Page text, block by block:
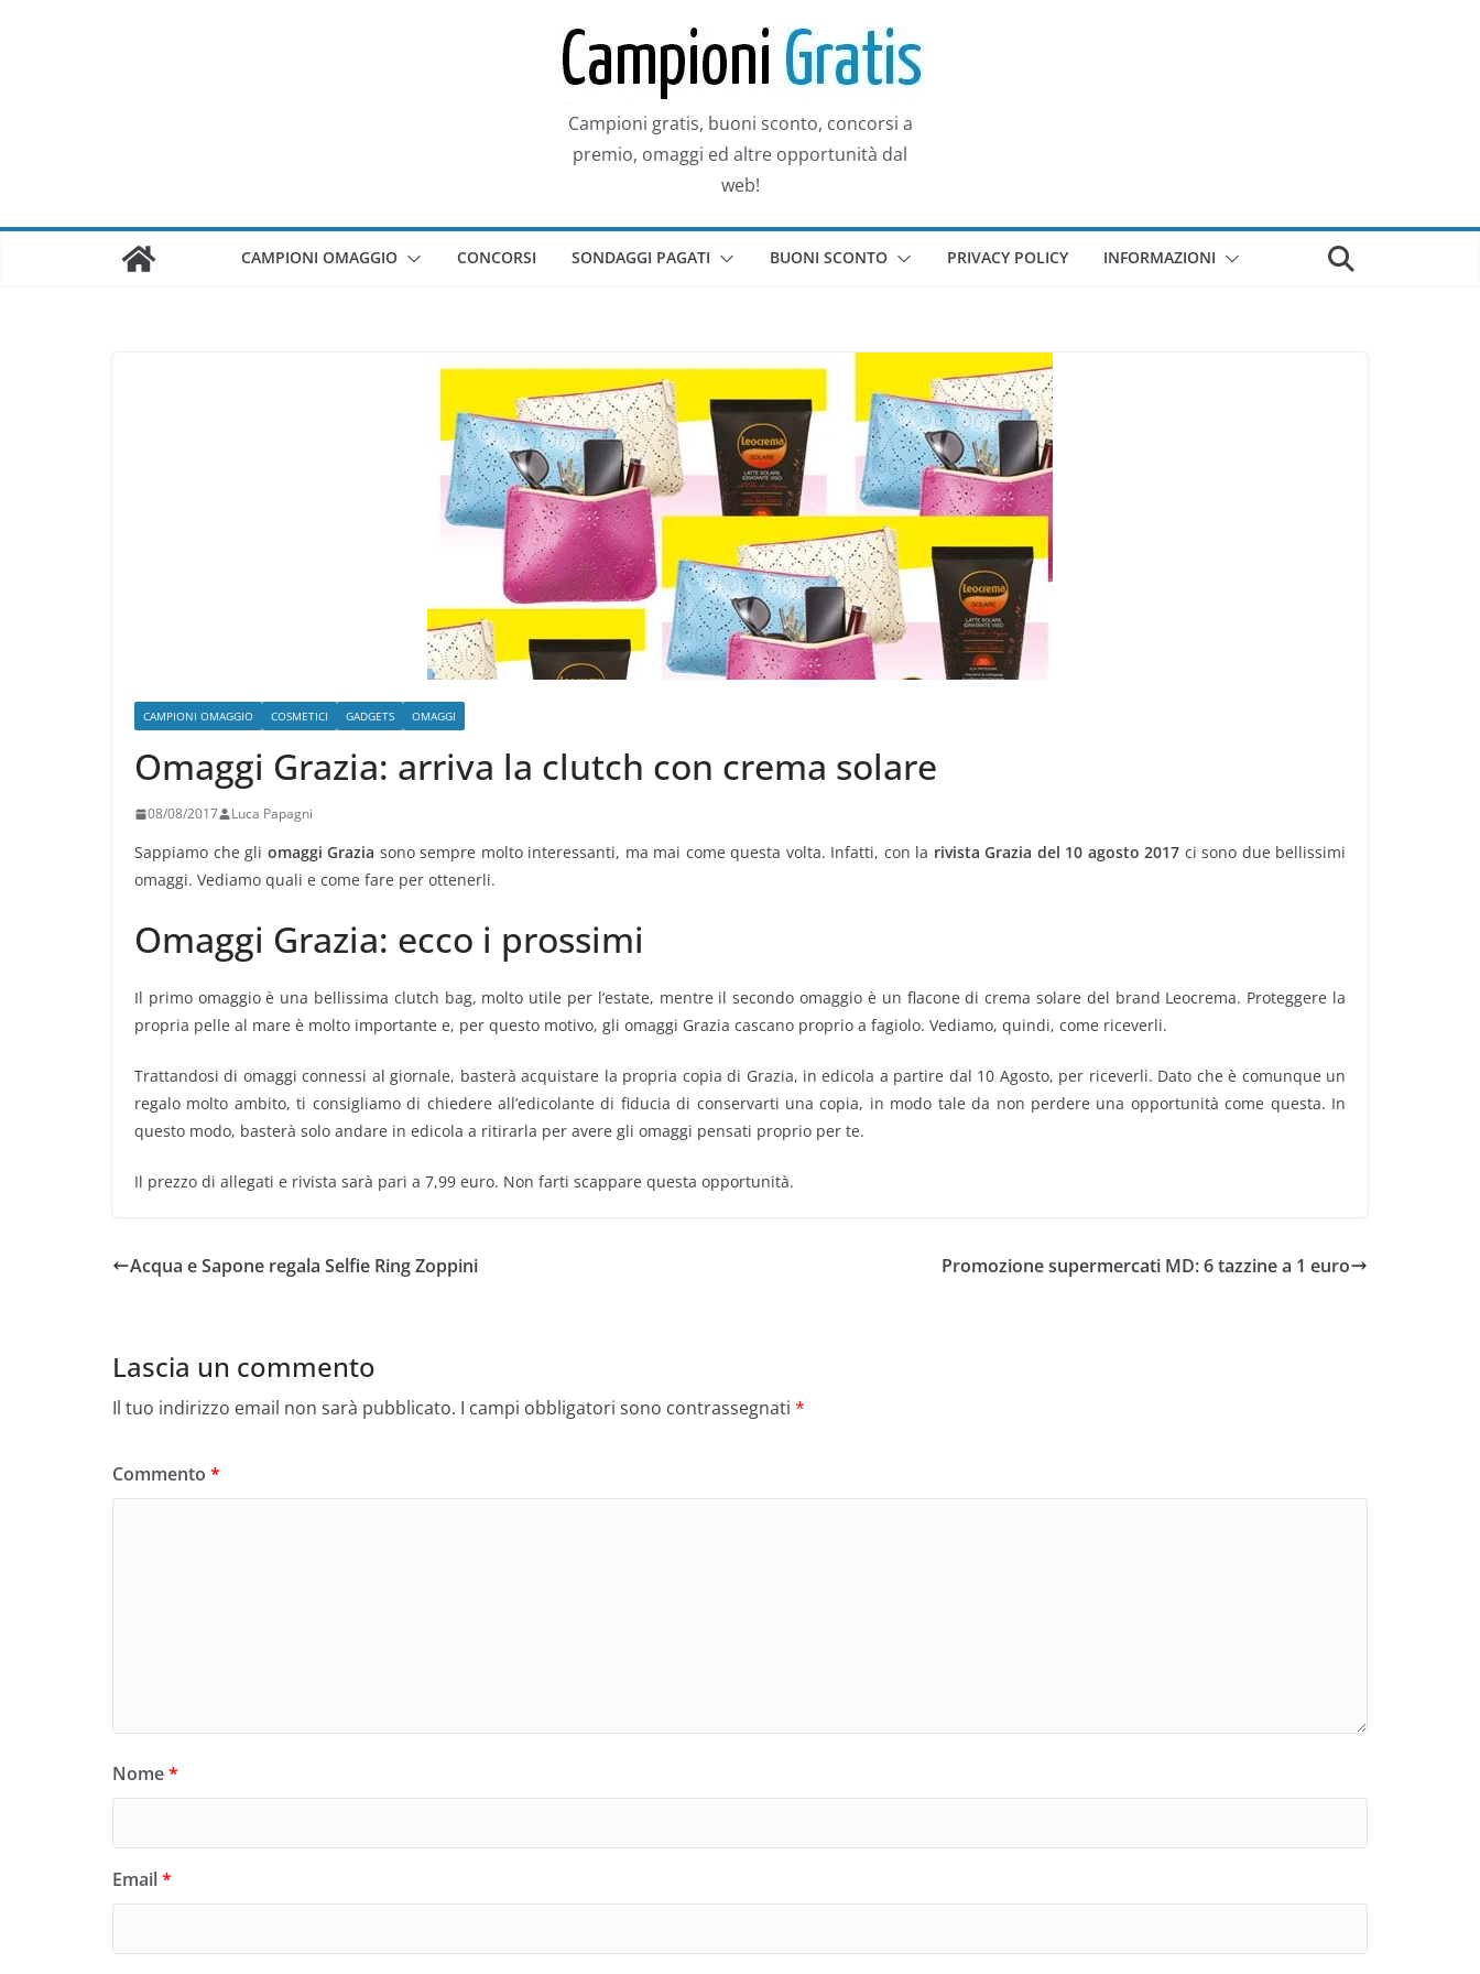
Campioni gratis, buoni sconto, concorsi a
premio, omaggi ed altre opportunità dal
web!
CAMPIONI OMAGGIO CONCORSI SONDAGGI PAGATI BUONI SCONTO PRIVACY POLICY INFORMAZIONI
CAMPIONI OMAGGIO COSMETICI GADGETS OMAGGI
Omaggi Grazia: arriva la clutch con crema solare
08/08/2017 Luca Papagni
Sappiamo che gli omaggi Grazia sono sempre molto interessanti, ma mai come questa volta. Infatti, con la rivista Grazia del 10 agosto 2017 ci sono due bellissimi
omaggi. Vediamo quali e come fare per ottenerli.
Omaggi Grazia: ecco i prossimi
Il primo omaggio è una bellissima clutch bag, molto utile per l’estate, mentre il secondo omaggio è un flacone di crema solare del brand Leocrema. Proteggere la
propria pelle al mare è molto importante e, per questo motivo, gli omaggi Grazia cascano proprio a fagiolo. Vediamo, quindi, come riceverli.
Trattandosi di omaggi connessi al giornale, basterà acquistare la propria copia di Grazia, in edicola a partire dal 10 Agosto, per riceverli. Dato che è comunque un
regalo molto ambito, ti consigliamo di chiedere all’edicolante di fiducia di conservarti una copia, in modo tale da non perdere una opportunità come questa. In
questo modo, basterà solo andare in edicola a ritirarla per avere gli omaggi pensati proprio per te.
Il prezzo di allegati e rivista sarà pari a 7,99 euro. Non farti scappare questa opportunità.
Acqua e Sapone regala Selfie Ring Zoppini Promozione supermercati MD: 6 tazzine a 1 euro
Lascia un commento
Il tuo indirizzo email non sarà pubblicato. I campi obbligatori sono contrassegnati *
Commento *
Nome*
Email*